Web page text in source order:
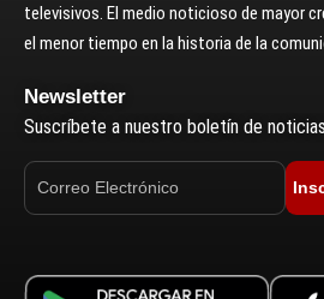
televisivos. El medio noticioso de mayor
el menor tiempo en la historia de la
Newsletter
Suscríbete a nuestro boletín de